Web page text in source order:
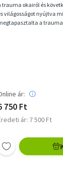
trauma okairól és
világosságot nyújtva
a
ár:
750 Ft
ár: 7 500 Ft